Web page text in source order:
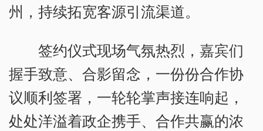
州，持续拓宽客源引流渠道。
签约仪式现场气氛热烈，嘉宾们
握手致意、合影留念，一份份合作协
议顺利签署，一轮轮掌声接连响起，
处处洋溢着政企携手、合作共赢的浓